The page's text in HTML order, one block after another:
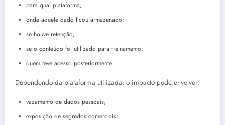
para qual plataforma;
onde aquele dado ficou armazenado;
se houve retenção;
se o conteúdo foi utilizado para treinamento;
quem teve acesso posteriormente.
Dependendo da plataforma utilizada, o impacto pode envolver:
vazamento de dados pessoais;
exposição de segredos comerciais;